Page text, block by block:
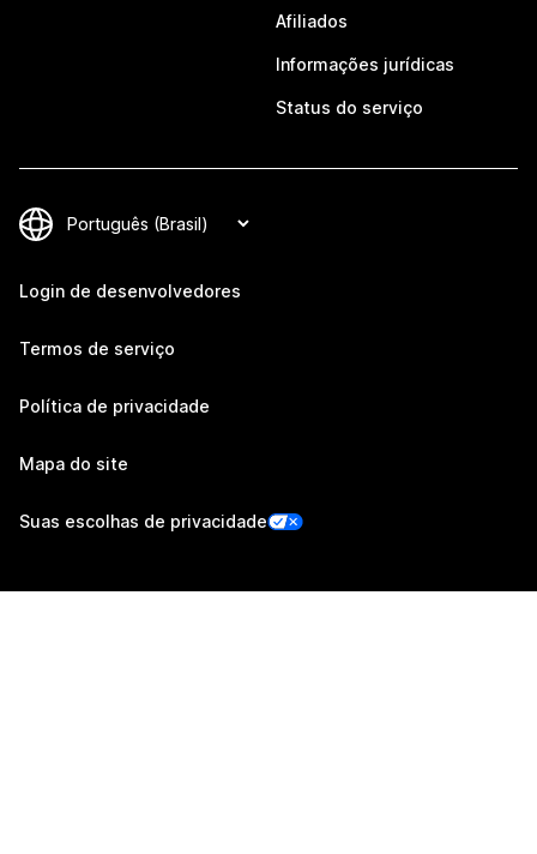
Afiliados
Informações jurídicas
Status do serviço
Login de desenvolvedores
Termos de serviço
Política de privacidade
Mapa do site
Suas escolhas de privacidade